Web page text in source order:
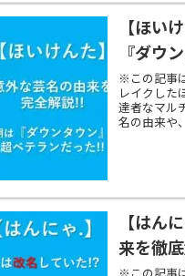
【ほい
『ダウ
※この記事
レイクした
達者なマル
名の由来や
【はん
来を徹